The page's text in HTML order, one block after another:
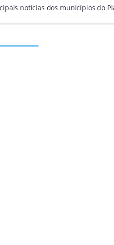
notícias dos municípios do